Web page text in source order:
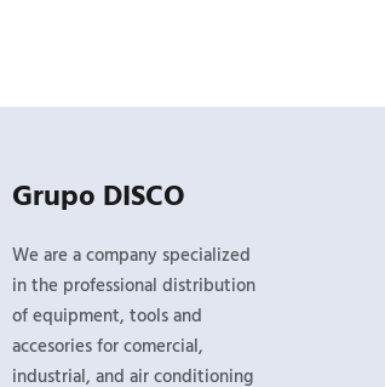
Grupo DISCO
We are a company specialized
in the professional distribution
of equipment, tools and
accesories for comercial,
industrial, and air conditioning